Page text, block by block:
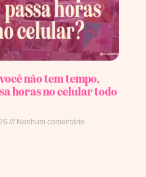
não tem tempo,
horas no celular todo
Nenhum comentário